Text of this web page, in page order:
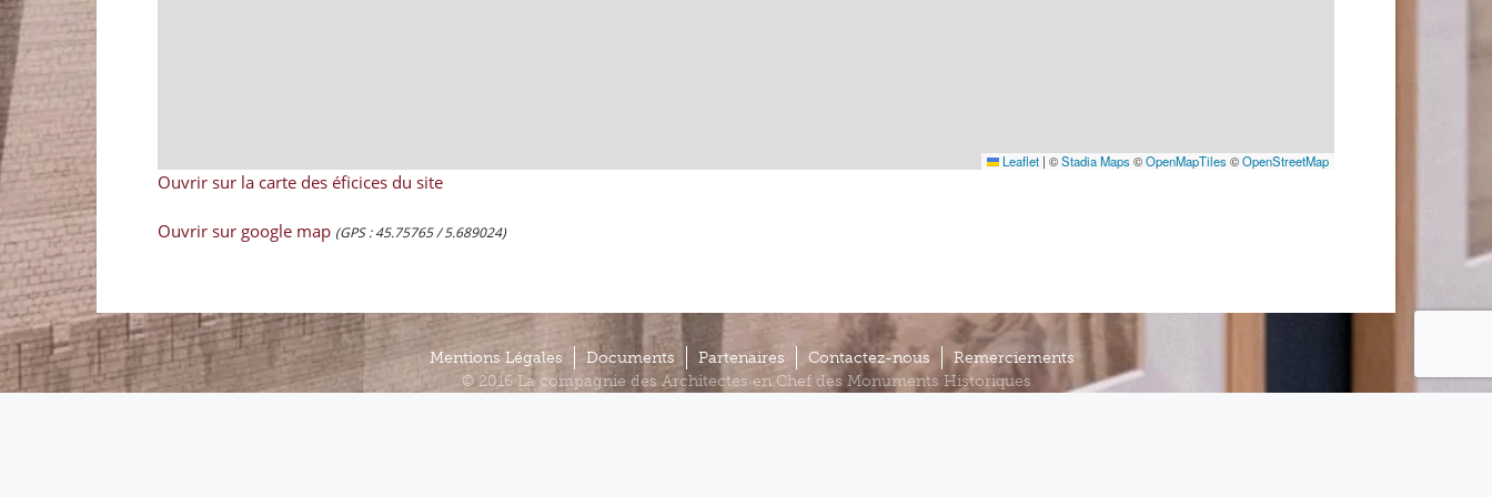
Leaflet | ©Stadia Maps ©OpenMapTiles ©OpenStreetMap
Ouvrir sur la carte des éficices du site
Ouvrir sur google map (GPS : 45.75765 / 5.689024)
Mentions Légales Documents Partenaires Contactez-nous
Remerciements
© 2016 La compagnie des Architectes en Chef des Monuments Historiques